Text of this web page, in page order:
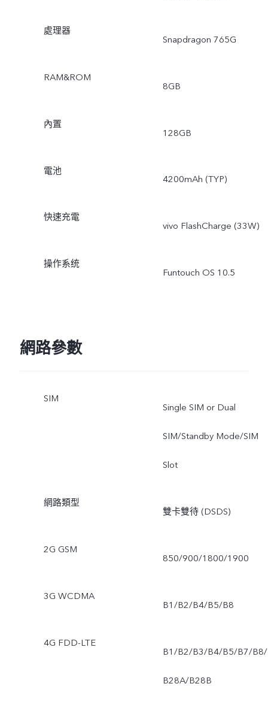
處理器
Snapdragon 765G
RAM&ROM
8GB
內置
128GB
電池
4200mAh (TYP)
快速充電
vivo FlashCharge (33W)
操作系统
Funtouch OS 10.5
網路參數
SIM
Single SIM or Dual
SIM/Standby Mode/SIM
Slot
網路類型
雙卡雙待 (DSDS)
2G GSM
850/900/1800/1900
3G WCDMA
B1/B2/B4/B5/B8
4G FDD-LTE
B1/B2/B3/B4/B5/B7/B8/
B28A/B28B